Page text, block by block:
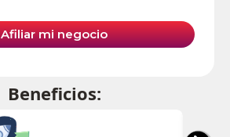
Afiliar mi negocio
Beneficios: